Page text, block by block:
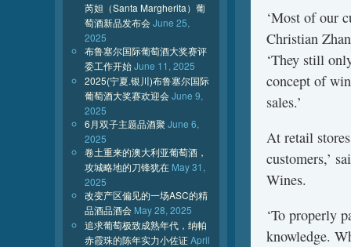
‘Most of our
Christian
‘They still
concept of
sales.’
At retail
customers,’
Wines.
‘To properly
knowledge.
芮妲（Santa Margherita）葡
萄酒新品发布会June 25,
2025
布鲁塞尔国际葡萄酒大奖赛评
委工作开始June 11, 2025
2025(宁夏.银川)布鲁塞尔国际
葡萄酒大奖赛欢迎会June 9,
2025
6月双子主题品酒聚 June 6,
2025
卷土重来的澳大利亚葡萄酒，
攻城略地的刀锋犹在 May 31,
2025
改变产区偏见的一场ASC的精
品酒品酒会 May 28, 2025
追求葡萄极致成熟年代，纳帕
赤霞珠的陈年实力小佐证April